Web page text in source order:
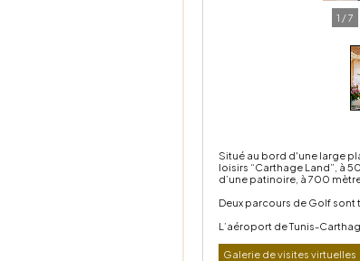
1 /7
Situé au bord d'une large
loisirs “Carthage Land”, à
d’une patinoire, à 700
Deux parcours de Golf sont
L’aéroport de Tunis-
Galerie de visites virtuelles